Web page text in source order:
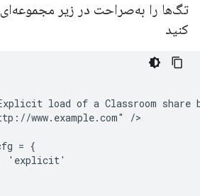
کنید
load of a Classroom share
www.example.com" />
= {
'explicit'